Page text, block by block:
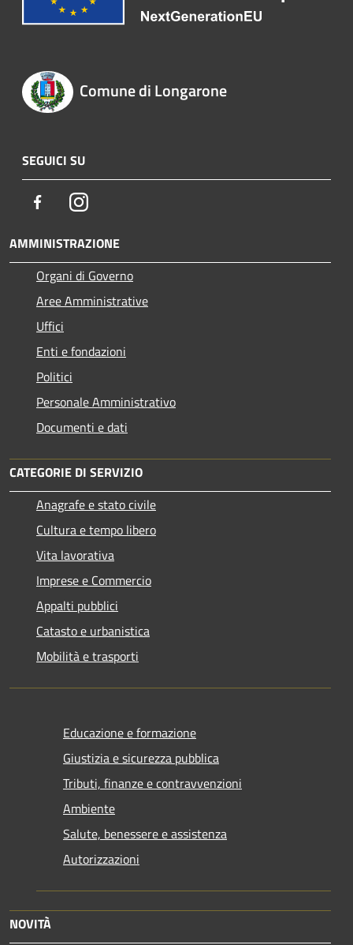
Comune di Longarone
SEGUICI SU
FacebookInstagram
AMMINISTRAZIONE
Organi di Governo
Aree Amministrative
Uffici
Enti e fondazioni
Politici
Personale Amministrativo
Documenti e dati
CATEGORIE DI SERVIZIO
Anagrafe e stato civile
Cultura e tempo libero
Vita lavorativa
Imprese e Commercio
Appalti pubblici
Catasto e urbanistica
Mobilità e trasporti
Educazione e formazione
Giustizia e sicurezza pubblica
Tributi, finanze e contravvenzioni
Ambiente
Salute, benessere e assistenza
Autorizzazioni
NOVITÀ